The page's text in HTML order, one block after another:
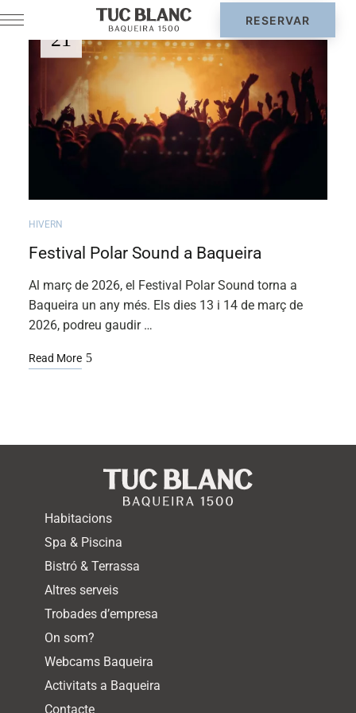
21
HIVERN
Festival Polar Sound a Baqueira
Al març de 2026, el Festival Polar Sound torna a
Baqueira un any més. Els dies 13 i 14 de març de
2026, podreu gaudir …
Read More
Habitacions
Spa & Piscina
Bistró & Terrassa
Altres serveis
Trobades d’empresa
On som?
Webcams Baqueira
Activitats a Baqueira
Contacte